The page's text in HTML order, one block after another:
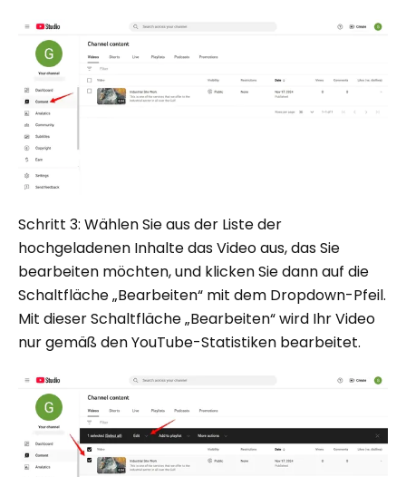
Schritt 3: Wählen Sie aus der Liste der
hochgeladenen Inhalte das Video aus, das Sie
bearbeiten möchten, und klicken Sie dann auf die
Schaltfläche „Bearbeiten“ mit dem Dropdown-Pfeil.
Mit dieser Schaltfläche „Bearbeiten“ wird Ihr Video
nur gemäß den YouTube-Statistiken bearbeitet.